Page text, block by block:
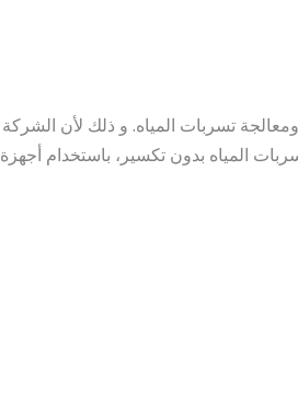
تسربات المياه. و ذلك لأن الشركة
المياه بدون تكسير، باستخدام أجهزة